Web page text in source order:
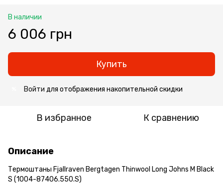
В наличии
6 006 грн
Купить
Войти для отображения накопительной скидки
В избранное К сравнению
Описание
Термоштаны Fjallraven Bergtagen Thinwool Long Johns M Black
S (1004-87406.550.S)